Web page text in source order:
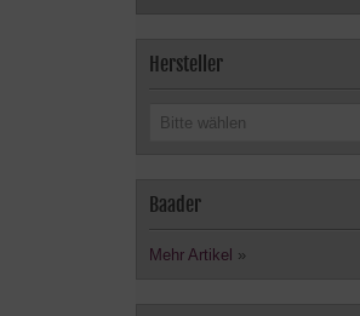
Hersteller
Bitte wählen
Baader
Mehr Artikel »